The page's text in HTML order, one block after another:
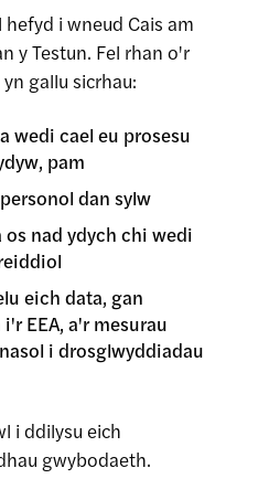
i wneud Cais am
y Testun. Fel rhan o'r
gallu sicrhau:
wedi cael eu prosesu
pam
dan sylw
nad ydych chi wedi
eich data, gan
EEA, a'r mesurau
i drosglwyddiadau
i ddilysu eich
gwybodaeth.